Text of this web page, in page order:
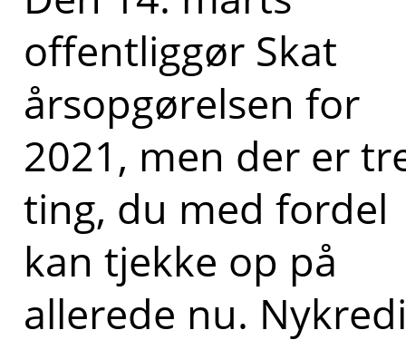
offentliggør Skat
årsopgørelsen for
2021, men der er
ting, du med fordel
kan tjekke op på
allerede nu.